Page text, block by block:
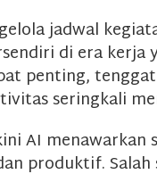
jadwal
di era kerja
penting,
seringkali
AI
produktif.